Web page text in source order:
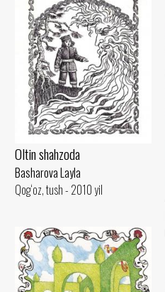
Oltin shahzoda
Basharova Layla
Qog‘oz, tush - 2010 yil